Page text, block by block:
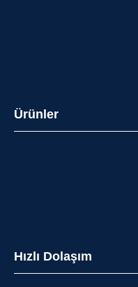
Ürünler
Hızlı Dolaşım